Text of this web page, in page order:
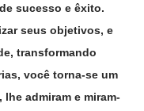
sucesso e êxito.
seus objetivos, e
transformando
você torna-se um
admiram e miram-